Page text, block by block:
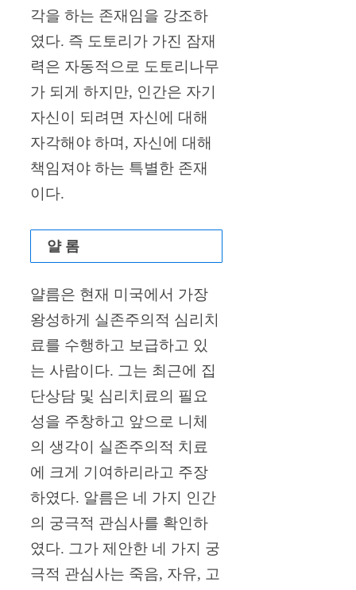
각을 하는 존재임을 강조하
였다. 즉 도토리가 가진 잠재
력은 자동적으로 도토리나무
가 되게 하지만, 인간은 자기
자신이 되려면 자신에 대해
자각해야 하며, 자신에 대해
책임져야 하는 특별한 존재
이다.
얄 롬
얄름은 현재 미국에서 가장
왕성하게 실존주의적 심리치
료를 수행하고 보급하고 있
는 사람이다. 그는 최근에 집
단상담 및 심리치료의 필요
성을 주창하고 앞으로 니체
의 생각이 실존주의적 치료
에 크게 기여하리라고 주장
하였다. 알름은 네 가지 인간
의 궁극적 관심사를 확인하
였다. 그가 제안한 네 가지 궁
극적 관심사는 죽음, 자유, 고